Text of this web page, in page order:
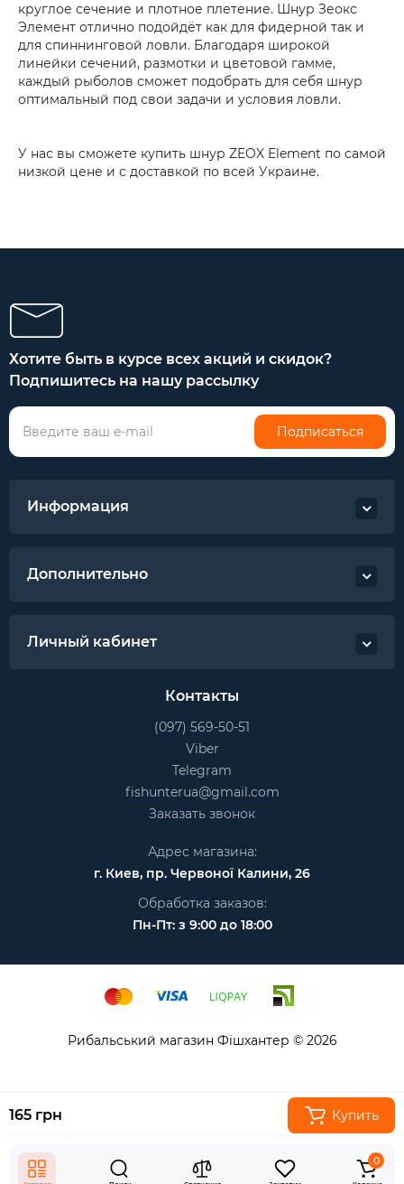
0
круглое сечение и плотное плетение. Шнур Зеокс
Элемент отлично подойдёт как для фидерной так и
для спиннинговой ловли. Благодаря широкой
линейки сечений, размотки и цветовой гамме,
каждый рыболов сможет подобрать для себя шнур
оптимальный под свои задачи и условия ловли.
У нас вы сможете купить шнур ZEOX Element по самой
низкой цене и с доставкой по всей Украине.
165 грн Купить
Хотите быть в курсе всех акций и скидок?
Подпишитесь на нашу рассылку
Подписаться
Информация
Дополнительно
Личный кабинет
Контакты
(097) 569-50-51
Viber
Telegram
fishunterua@gmail.com
Заказать звонок
Адрес магазина:
г. Киев, пр. Червоної Калини, 26
Обработка заказов:
Пн-Пт: з 9:00 до 18:00
Рибальський магазин Фішхантер © 2026